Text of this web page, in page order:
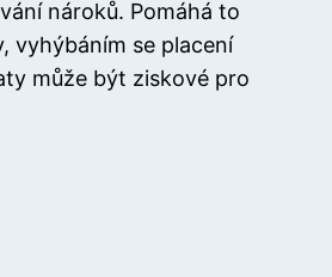
nároků. Pomáhá to
vyhýbáním se placení
může být ziskové pro